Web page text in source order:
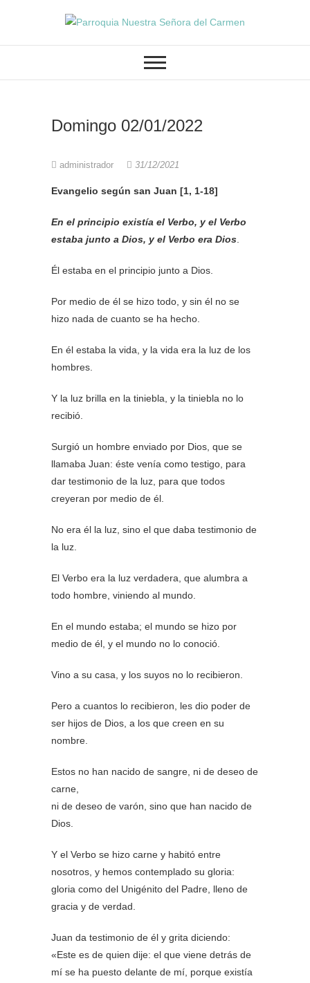
Parroquia Nuestra
Señora del
Carmen
Domingo 02/01/2022
administrador 31/12/2021
Evangelio según san Juan [1, 1-18]
En el principio existía el Verbo, y el Verbo
estaba junto a Dios, y el Verbo era Dios
Él estaba en el principio junto a Dios.
Por medio de él se hizo todo, y sin él no se
hizo nada de cuanto se ha hecho.
En él estaba la vida, y la vida era la luz de los
hombres.
Y la luz brilla en la tiniebla, y la tiniebla no lo
recibió.
Surgió un hombre enviado por Dios, que se
llamaba Juan: éste venía como testigo, para
dar testimonio de la luz, para que todos
creyeran por medio de él.
No era él la luz, sino el que daba testimonio de
la luz.
El Verbo era la luz verdadera, que alumbra a
todo hombre, viniendo al mundo.
En el mundo estaba; el mundo se hizo por
medio de él, y el mundo no lo conoció.
Vino a su casa, y los suyos no lo recibieron.
Pero a cuantos lo recibieron, les dio poder de
ser hijos de Dios, a los que creen en su
nombre.
Estos no han nacido de sangre, ni de deseo de
carne,
ni de deseo de varón, sino que han nacido de
Dios.
Y el Verbo se hizo carne y habitó entre
nosotros, y hemos contemplado su gloria:
gloria como del Unigénito del Padre, lleno de
gracia y de verdad.
Juan da testimonio de él y grita diciendo:
«Este es de quien dije: el que viene detrás de
mí se ha puesto delante de mí, porque existía